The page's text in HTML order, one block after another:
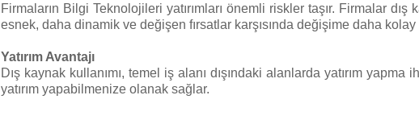
Firmaların Bilgi Teknolojileri yatırımları önemli riskler taşır. Firmalar dış
esnek, daha dinamik ve değişen fırsatlar karşısında değişime daha
Yatırım Avantajı
Dış kaynak kullanımı, temel iş alanı dışındaki alanlarda yatırım
yatırım yapabilmenize olanak sağlar.